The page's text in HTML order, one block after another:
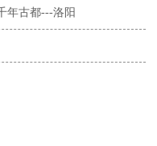
年古都---洛阳